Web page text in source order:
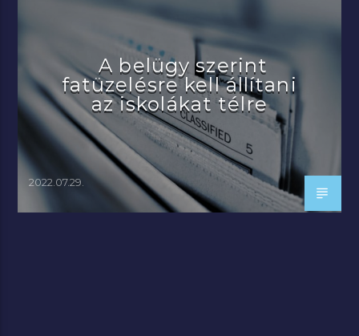
A belügy szerint
fatüzelésre kell állítani
az iskolákat télre
2022.07.29.